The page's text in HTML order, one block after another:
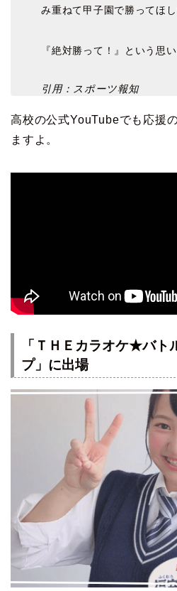
み重ねて甲子園で勝ってほし
『絶対勝って！』という思
引用：スポーツ報知
高校の公式YouTubeでも応援
ますよ。
「ＴＨＥカラオケ★バト
プ」に出場